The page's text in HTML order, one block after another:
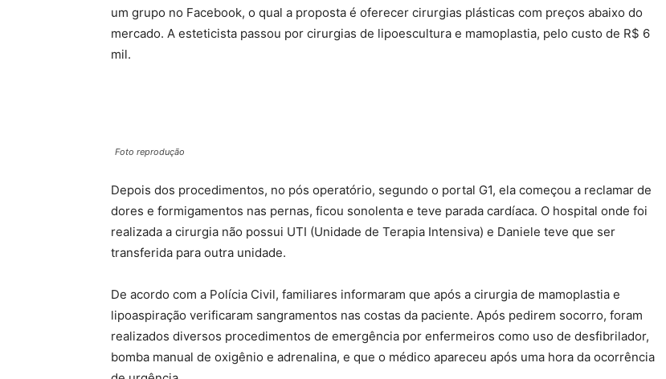
um grupo no Facebook, o qual a proposta é oferecer cirurgias plásticas com preços abaixo do
mercado. A esteticista passou por cirurgias de lipoescultura e mamoplastia, pelo custo de R$ 6
mil.
Foto reprodução
Depois dos procedimentos, no pós operatório, segundo o portal G1, ela começou a reclamar de
dores e formigamentos nas pernas, ficou sonolenta e teve parada cardíaca. O hospital onde foi
realizada a cirurgia não possui UTI (Unidade de Terapia Intensiva) e Daniele teve que ser
transferida para outra unidade.
De acordo com a Polícia Civil, familiares informaram que após a cirurgia de mamoplastia e
lipoaspiração verificaram sangramentos nas costas da paciente. Após pedirem socorro, foram
realizados diversos procedimentos de emergência por enfermeiros como uso de desfibrilador,
bomba manual de oxigênio e adrenalina, e que o médico apareceu após uma hora da ocorrência